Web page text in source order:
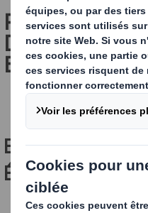
POURQUOI UN
DOIT-IL
EMPREINTE
EMPREINTE
ÉCOLOGIQUE :